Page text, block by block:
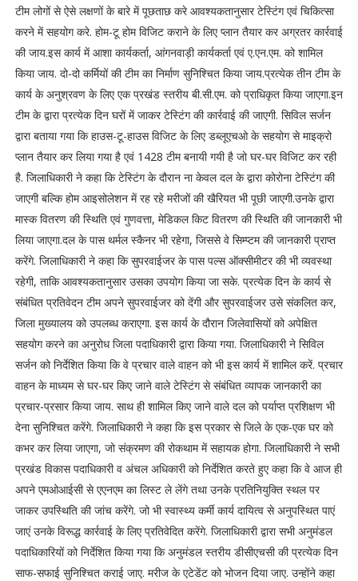
टीम लोगों से ऐसे लक्षणों के बारे में पूछताछ करे आवश्यकतानुसार टेस्टिंग एवं चिकित्सा
करने में सहयोग करे. होम-टू होम विजिट कराने के लिए प्लान तैयार कर अग्रतर कार्रवाई
की जाय.इस कार्य में आशा कार्यकर्ता, आंगनवाड़ी कार्यकर्ता एवं ए.एन.एम. को शामिल
किया जाय. दो-दो कर्मियों की टीम का निर्माण सुनिश्चित किया जाय.प्रत्येक तीन टीम के
कार्य के अनुश्रवण के लिए एक प्रखंड स्तरीय बी.सी.एम. को प्राधिकृत किया जाएगा.इन
टीम के द्वारा प्रत्येक दिन घरों में जाकर टेस्टिंग की कार्रवाई की जाएगी. सिविल सर्जन
द्वारा बताया गया कि हाउस-टू-हाउस विजिट के लिए डब्लूएचओ के सहयोग से माइक्रो
प्लान तैयार कर लिया गया है एवं 1428 टीम बनायी गयी है जो घर-घर विजिट कर रही
है. जिलाधिकारी ने कहा कि टेस्टिंग के दौरान ना केवल दल के द्वारा कोरोना टेस्टिंग की
जाएगी बल्कि होम आइसोलेशन में रह रहे मरीजों की खैरियत भी पूछी जाएगी.उनके द्वारा
मास्क वितरण की स्थिति एवं गुणवत्ता, मेडिकल किट वितरण की स्थिति की जानकारी भी
लिया जाएगा.दल के पास थर्मल स्कैनर भी रहेगा, जिससे वे सिम्प्टम की जानकारी प्राप्त
करेंगे. जिलाधिकारी ने कहा कि सुपरवाईजर के पास पल्स ऑक्सीमीटर की भी व्यवस्था
रहेगी, ताकि आवश्यकतानुसार उसका उपयोग किया जा सके. प्रत्येक दिन के कार्य से
संबंधित प्रतिवेदन टीम अपने सुपरवाईजर को देंगी और सुपरवाईजर उसे संकलित कर,
जिला मुख्यालय को उपलब्ध कराएगा. इस कार्य के दौरान जिलेवासियों को अपेक्षित
सहयोग करने का अनुरोध जिला पदाधिकारी द्वारा किया गया. जिलाधिकारी ने सिविल
सर्जन को निर्देशित किया कि वे प्रचार वाले वाहन को भी इस कार्य में शामिल करें. प्रचार
वाहन के माध्यम से घर-घर किए जाने वाले टेस्टिंग से संबंधित व्यापक जानकारी का
प्रचार-प्रसार किया जाय. साथ ही शामिल किए जाने वाले दल को पर्याप्त प्रशिक्षण भी
देना सुनिश्चित करेंगे. जिलाधिकारी ने कहा कि इस प्रकार से जिले के एक-एक घर को
कभर कर लिया जाएगा, जो संक्रमण की रोकथाम में सहायक होगा. जिलाधिकारी ने सभी
प्रखंड विकास पदाधिकारी व अंचल अधिकारी को निर्देशित करते हुए कहा कि वे आज ही
अपने एमओआईसी से एएनएम का लिस्ट ले लेंगे तथा उनके प्रतिनियुक्ति स्थल पर
जाकर उपस्थिति की जांच करेंगे. जो भी स्वास्थ्य कर्मी कार्य दायित्व से अनुपस्थित पाएं
जाएं उनके विरूद्ध कार्रवाई के लिए प्रतिवेदित करेंगे. जिलाधिकारी द्वारा सभी अनुमंडल
पदाधिकारियों को निर्देशित किया गया कि अनुमंडल स्तरीय डीसीएचसी की प्रत्येक दिन
साफ-सफाई सुनिश्चित कराई जाए. मरीज के एटेडेंट को भोजन दिया जाए. उन्होंने कहा